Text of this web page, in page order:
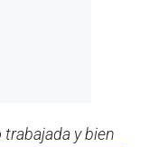
y bien